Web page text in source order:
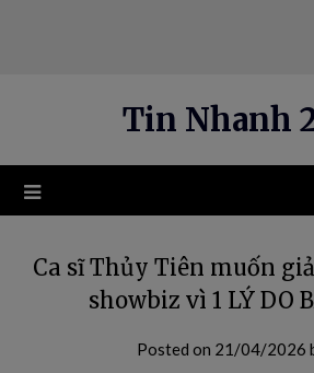
Tin Nhanh
Ca sĩ Thủy Tiên muốn
showbiz vì 1 LÝ DO
Posted on 21/04/2026